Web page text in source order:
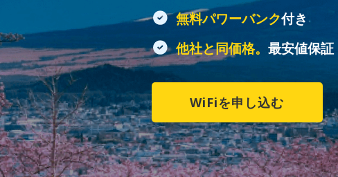
無料パワーバンク付き
他社と同価格。 最安値保証
WiFiを申し込む